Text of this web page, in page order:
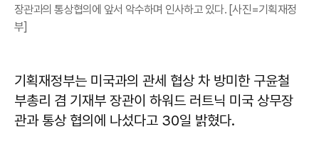
장관과의 통상협의에 앞서 악수하며 인사하고 있다. [사진=기획재정
부]
기획재정부는 미국과의 관세 협상 차 방미한 구윤철
부총리 겸 기재부 장관이 하워드 러트닉 미국 상무장
관과 통상 협의에 나섰다고 30일 밝혔다.